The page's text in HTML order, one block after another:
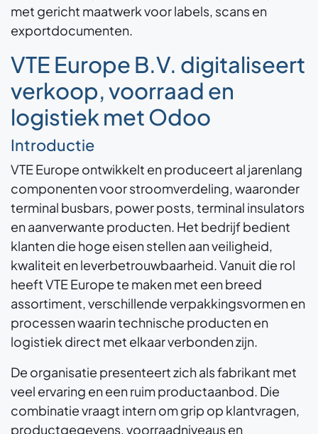
met gericht maatwerk voor labels, scans en
exportdocumenten.
VTE Europe B.V. digitaliseert
verkoop, voorraad en
logistiek met Odoo
Introductie
VTE Europe ontwikkelt en produceert al jarenlang
componenten voor stroomverdeling, waaronder
terminal busbars, power posts, terminal insulators
en aanverwante producten. Het bedrijf bedient
klanten die hoge eisen stellen aan veiligheid,
kwaliteit en leverbetrouwbaarheid. Vanuit die rol
heeft VTE Europe te maken met een breed
assortiment, verschillende verpakkingsvormen en
processen waarin technische producten en
logistiek direct met elkaar verbonden zijn.
De organisatie presenteert zich als fabrikant met
veel ervaring en een ruim productaanbod. Die
combinatie vraagt intern om grip op klantvragen,
productgegevens, voorraadniveaus en